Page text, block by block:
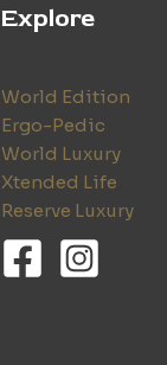
Explore
World Edition
Ergo-Pedic
World Luxury
Xtended Life
Reserve Luxury